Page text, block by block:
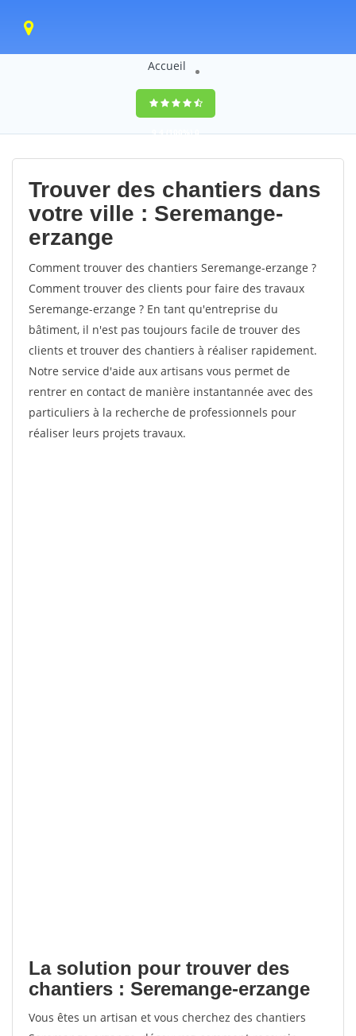
Accueil
9,4(100%)0
votes
Trouver des chantiers dans
votre ville : Seremange-
erzange
Comment trouver des chantiers Seremange-erzange ?
Comment trouver des clients pour faire des travaux
Seremange-erzange ? En tant qu'entreprise du
bâtiment, il n'est pas toujours facile de trouver des
clients et trouver des chantiers à réaliser rapidement.
Notre service d'aide aux artisans vous permet de
rentrer en contact de manière instantannée avec des
particuliers à la recherche de professionnels pour
réaliser leurs projets travaux.
La solution pour trouver des
chantiers : Seremange-erzange
Vous êtes un artisan et vous cherchez des chantiers